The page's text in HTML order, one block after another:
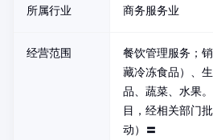
所属行业 商务服务业
经营范围
餐饮管理服务；
藏冷冻食品）、
品、蔬菜、水果
目，经相关部门
动）〓